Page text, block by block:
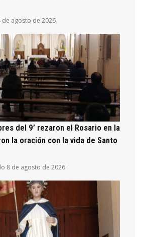
de agosto de 2026
del 9’ rezaron el Rosario en la
la oración con la vida de Santo
8 de agosto de 2026